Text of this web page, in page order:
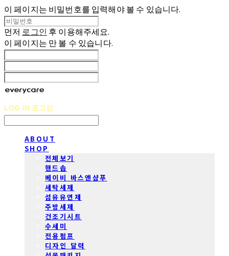
이 페이지는 비밀번호를 입력해야 볼 수 있습니다.
먼저 로그인 후 이용해주세요.
이 페이지는 만 볼 수 있습니다.
LOG IN 로그인
ABOUT
SHOP
전체보기
핸드솝
베이비 바스앤샴푸
세탁세제
섬유유연제
주방세제
건조기시트
수세미
전용펌프
디자인 달력